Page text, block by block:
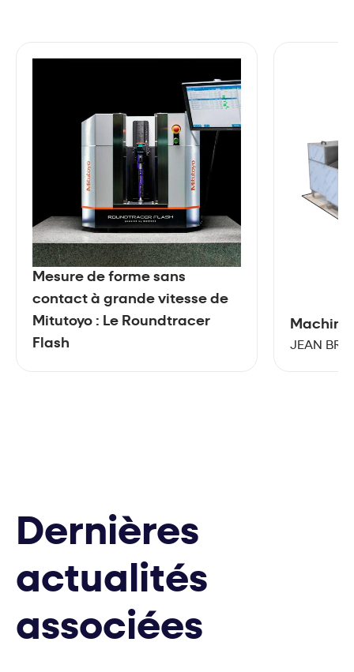
Mesure de forme sans
contact à grande vitesse de
Mitutoyo : Le Roundtracer
Flash
JEAN BREL
Dernières
actualités
associées